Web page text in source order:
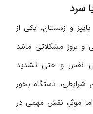
سرد
و زمستان، یکی از
بروز مشکلاتی مانند
نفس و حتی تشدید
دستگاه بخور
موثر، نقش مهمی در